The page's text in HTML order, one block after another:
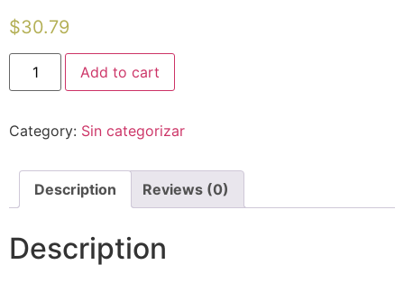
$30.79
Add to cart
Category: Sin categorizar
Description Reviews (0)
Description